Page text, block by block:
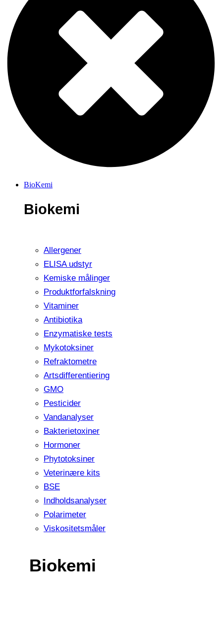
BioKemi
Biokemi
Allergener
ELISA udstyr
Kemiske målinger
Produktforfalskning
Vitaminer
Antibiotika
Enzymatiske tests
Mykotoksiner
Refraktometre
Artsdifferentiering
GMO
Pesticider
Vandanalyser
Bakterietoxiner
Hormoner
Phytotoksiner
Veterinære kits
BSE
Indholdsanalyser
Polarimeter
Viskositetsmåler
Biokemi